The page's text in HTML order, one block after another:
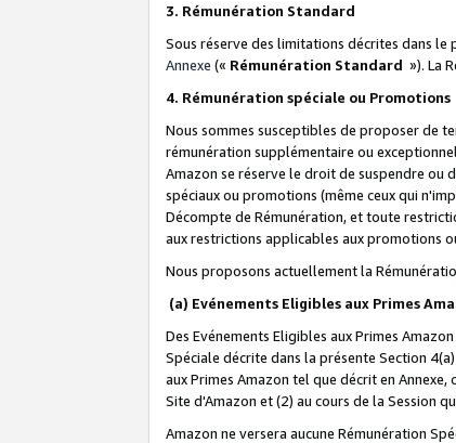
3. Rémunération Standard
Sous réserve des limitations décrites dans
Annexe (« Rémunération Standard »). La
4. Rémunération spéciale ou Promotions
Nous sommes susceptibles de proposer de
rémunération supplémentaire ou
Amazon se réserve le droit de suspendre
spéciaux ou promotions (même ceux qui
Décompte de Rémunération, et toute
aux restrictions applicables aux promotions
Nous proposons actuellement la
(a) Evénements Eligibles aux Primes
Des Evénements Eligibles aux Primes
Spéciale décrite dans la présente Section
aux Primes Amazon tel que décrit en
Site d'Amazon et (2) au cours de la Session
Amazon ne versera aucune Rémunération